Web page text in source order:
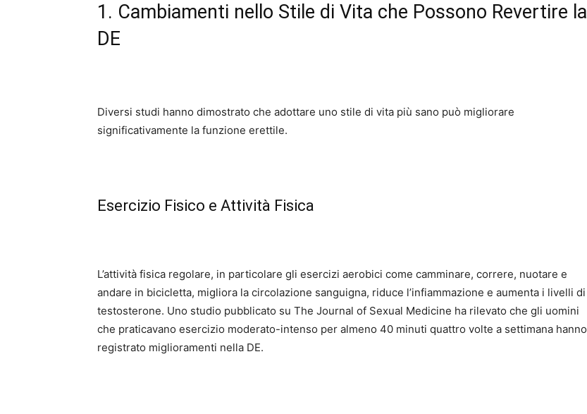
1. Cambiamenti nello Stile di Vita che Possono Revertire la
DE
Diversi studi hanno dimostrato che adottare uno stile di vita più sano può migliorare
significativamente la funzione erettile.
Esercizio Fisico e Attività Fisica
L’attività fisica regolare, in particolare gli esercizi aerobici come camminare, correre, nuotare e
andare in bicicletta, migliora la circolazione sanguigna, riduce l’infiammazione e aumenta i livelli di
testosterone. Uno studio pubblicato su The Journal of Sexual Medicine ha rilevato che gli uomini
che praticavano esercizio moderato-intenso per almeno 40 minuti quattro volte a settimana hanno
registrato miglioramenti nella DE.